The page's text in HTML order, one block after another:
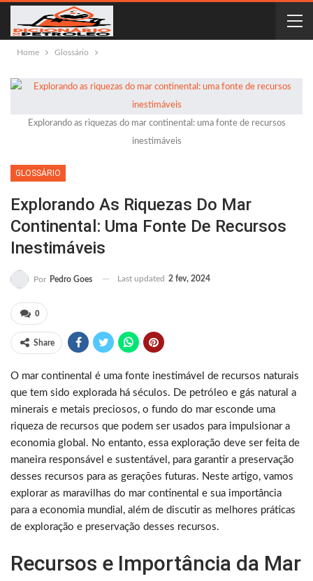
Home Glossário
Explorando as riquezas do mar continental: uma fonte de recursos
inestimáveis
GLOSSÁRIO
Explorando As Riquezas Do Mar
Continental: Uma Fonte De Recursos
Inestimáveis
Por Pedro Goes Last updated 2 fev, 2024
0
Share
O mar continental é uma fonte inestimável de recursos naturais
que tem sido explorada há séculos. De petróleo e gás natural a
minerais e metais preciosos, o fundo do mar esconde uma
riqueza de recursos que podem ser usados para impulsionar a
economia global. No entanto, essa exploração deve ser feita de
maneira responsável e sustentável, para garantir a preservação
desses recursos para as gerações futuras. Neste artigo, vamos
explorar as maravilhas do mar continental e sua importância
para a economia mundial, além de discutir as melhores práticas
de exploração e preservação desses recursos.
Recursos e Importância da Mar